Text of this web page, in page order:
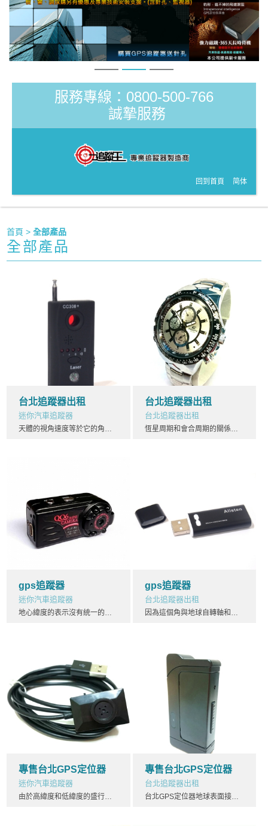
服務專線：0800-500-766
誠摯服務
回到首頁 简体
首頁 >全部產品
全部產品
台北追蹤器出租
迷你汽車追蹤器
天體的視角速度等於它的角速度減去地球的角速度，台北追蹤器而恆星周期就是一個圓周除以這個天體的視角速度。台北追蹤器太陽系各行星及冥王星、穀神星相對地球的會合周期： 計算小天體繞中心天體運轉天文學中繞中心天體在圓形或者橢圓軌道上運轉的小天體軌道周期為：水手和探險家們為了確定經度而絞盡腦汁。人們花費了幾個世紀來探索確定經度的方法，因此，經度的歷史記錄了一些最偉大的科學頭腦的努力。台北追蹤器
台北追蹤器出租
台北追蹤器出租
恆星周期和會合周期的關係哥白尼導出一個數學公式，台北追蹤器通過會合周期計算恆星周期。常用縮寫E = 地球的恆星周期P = 其它行星球的恆星年S =台北追蹤器 其它行星的會合周期從地球和天體角速度的差異來看，這兩個公式非常容易理解。台北追蹤器
gps追蹤器
迷你汽車追蹤器
地心緯度的表示沒有統一的符號，追蹤器比如ψ, q, φ', φc, φg。 在本文中，地心緯度記作ψ。球心緯度：追蹤器在球形參考系中，一點的法線和赤道平面的夾角為球形緯度。地理緯度這個名詞必須謹慎使用，一些作者把它當做大地緯度的同義詞，然而另一些人用它來表示天文緯度。緯度（無定義）通常指的是大地緯度。追蹤器
gps追蹤器
台北追蹤器出租
因為這個角與地球自轉軸和黃道法線的夾角相同追蹤器，因此這個角也被稱為地軸傾角。追蹤器該圖像展示了一個垂直於黃道且通過地球自轉軸的平面的橫截面，該時刻為冬至，太陽直射點位於南回歸線上。追蹤器
專售台北GPS定位器
迷你汽車追蹤器
由於高緯度和低緯度的盛行氣團在此交匯，本區的氣旋活動頻繁。中緯度內陸地區的氣溫與沿海差異較大，內陸大陸性較強 。台北GPS定位器雖然經度委員會於1773年因航海鍾把獎勵授予了哈里森，但是當時的航海鍾很昂貴，台北GPS定位器因此，以月球距離來確定經度的方法仍然被使用了幾十年。緯度(φ)是一個地理坐標，用以確定一點在地球表面上的南北位置。緯度是一個角度，其範圍從赤道的0度到南北極的90度。台北GPS定位器
專售台北GPS定位器
台北追蹤器出租
台北GPS定位器地球表面接受太陽輻射最弱的地帶。高緯度地區所具有的物理和化學特性與其它緯度帶明顯不同，台北GPS定位器其自然資源和生物資源相對較少，人類活動也比其他地區較為冷清。台北GPS定位器